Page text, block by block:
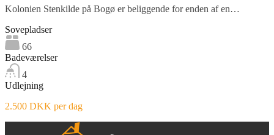
Kolonien Stenkilde på Bogø er beliggende for enden af en…
Sovepladser
66
Badeværelser
4
Udlejning
2.500 DKK per dag